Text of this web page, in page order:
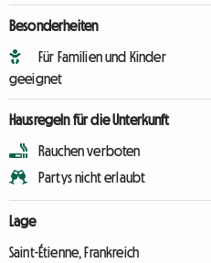
Besonderheiten
Für Familien und Kinder
geeignet
Hausregeln für die Unterkunft
Rauchen verboten
Partys nicht erlaubt
Lage
Saint-Étienne, Frankreich